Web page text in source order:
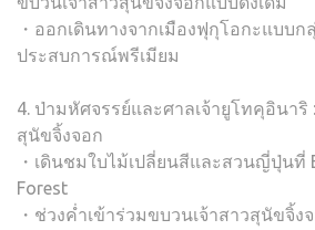
・ออกเดินทางจากเมืองฟุกุโอกะแบบก
ประสบการณ์พรีเมียม
4. ป่ามหัศจรรย์และศาลเจ้ายูโทคุอินาริ
สุนัขจิ้งจอก
・เดินชมใบไม้เปลี่ยนสีและสวนญี่ปุ่นที่
Forest
・ช่วงค่ำเข้าร่วมขบวนเจ้าสาวสุนัขจิ้